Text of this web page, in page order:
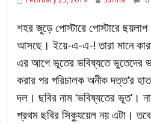
শহর জুড়ে পোস্টারে পোস্টারে
আসছে। ইয়ে-এ-এ-! তারা মানে
এর আগে ভূতের ভবিষ্যতে ভুতেদের
করার পর পরিচালক অনীক দত্ত’র
দল। ছবির নাম ‘ভবিষ্যতের ভূত’।
প্রথম ছবির সিক্যুয়েল নয় এটা।